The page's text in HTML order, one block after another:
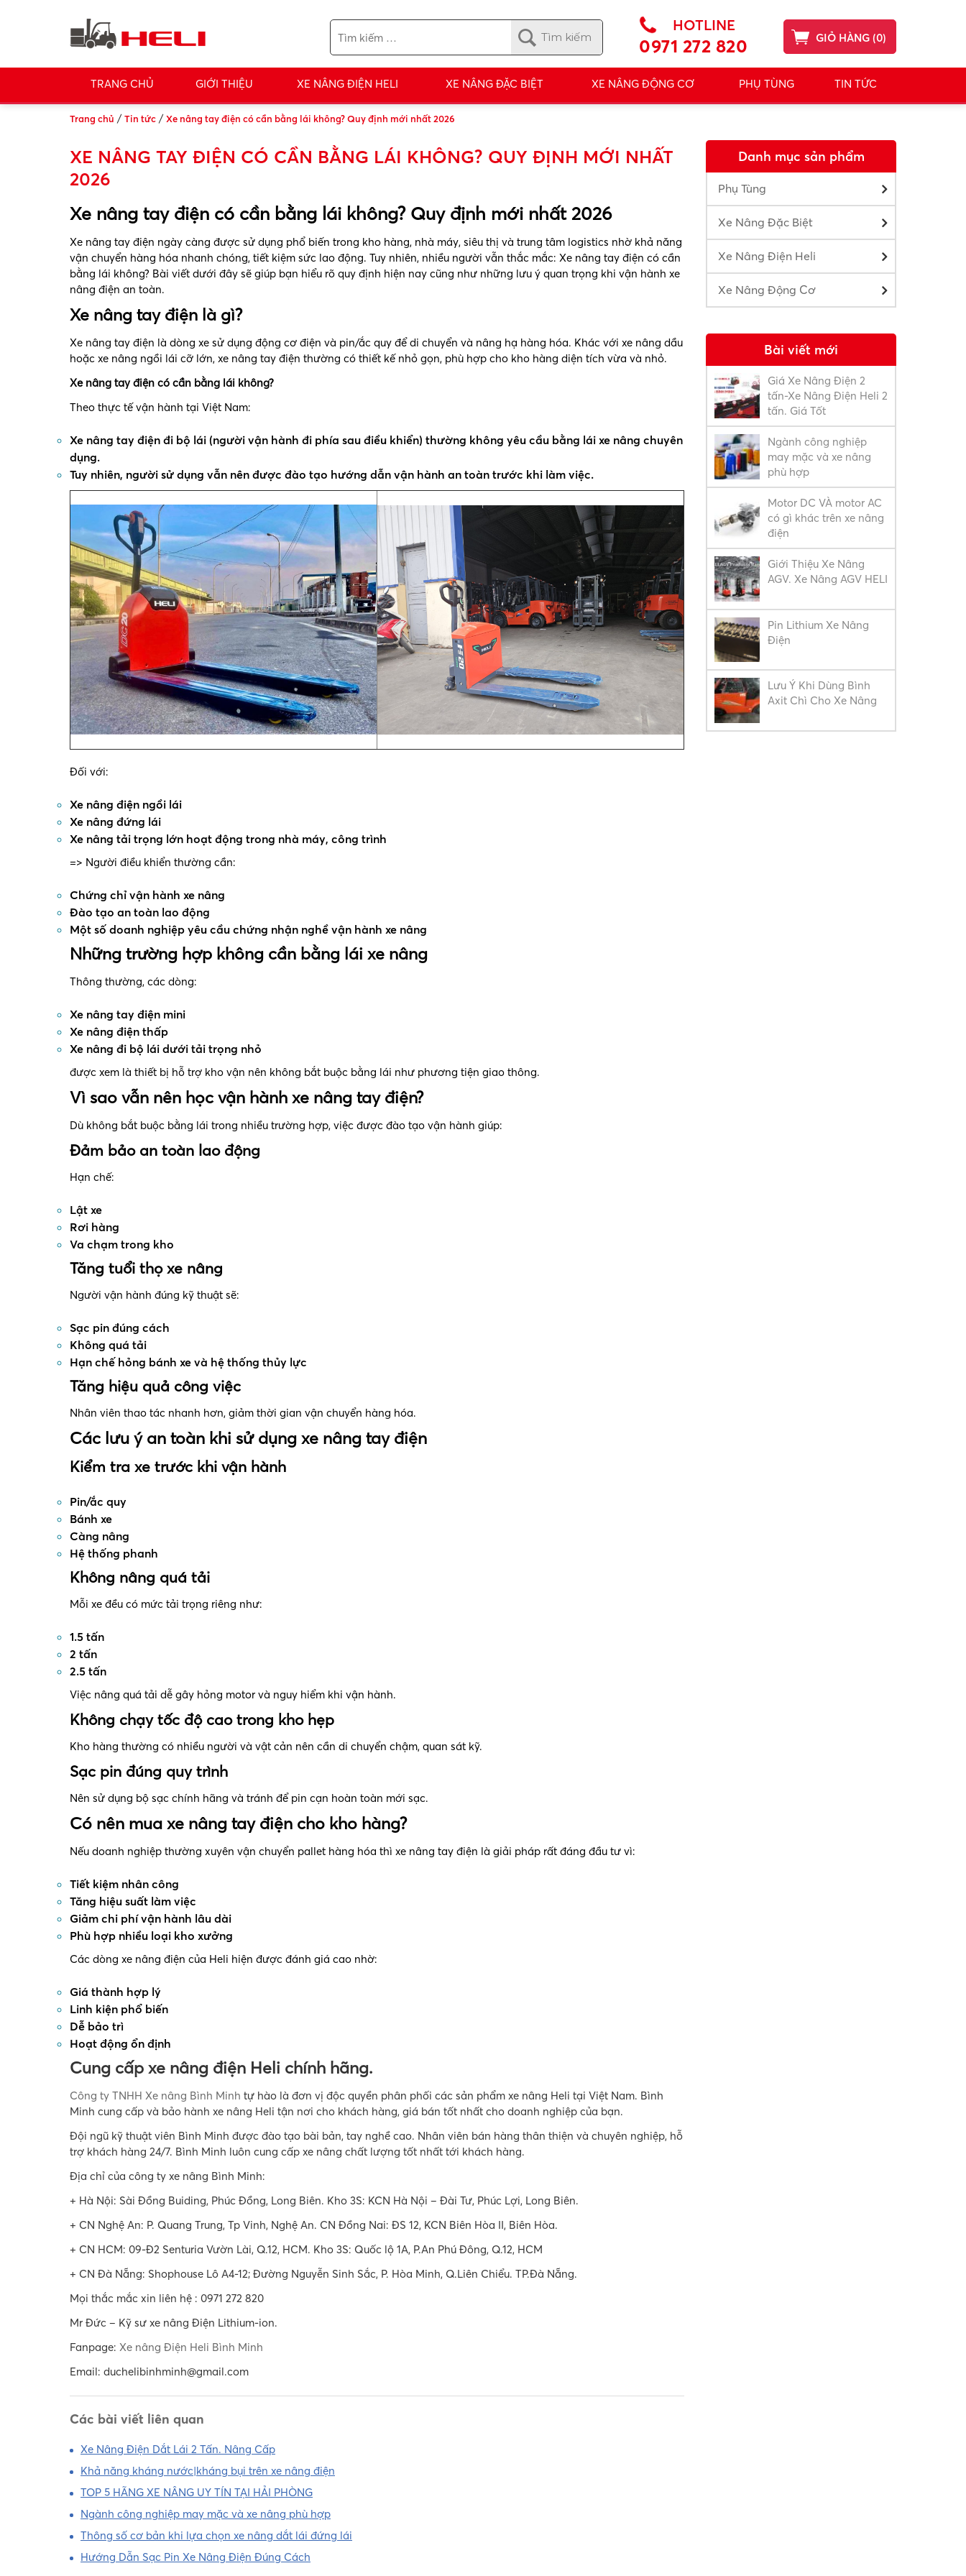
GIỎ HÀNG (0)
HOTLINE
0971 272 820
TRANG CHỦ GIỚI THIỆU XE NÂNG ĐIỆN HELI XE NÂNG ĐẶC BIỆT XE NÂNG ĐỘNG CƠ PHỤ TÙNG TIN TỨC
Trang chủ /Tin tức /Xe nâng tay điện có cần bằng lái không? Quy định mới nhất 2026
XE NÂNG TAY ĐIỆN CÓ CẦN BẰNG LÁI KHÔNG? QUY ĐỊNH MỚI NHẤT
2026
Xe nâng tay điện có cần bằng lái không? Quy định mới nhất 2026
Xe nâng tay điện ngày càng được sử dụng phổ biến trong kho hàng, nhà máy, siêu thị và trung tâm logistics nhờ khả năng
vận chuyển hàng hóa nhanh chóng, tiết kiệm sức lao động. Tuy nhiên, nhiều người vẫn thắc mắc: Xe nâng tay điện có cần
bằng lái không? Bài viết dưới đây sẽ giúp bạn hiểu rõ quy định hiện nay cũng như những lưu ý quan trọng khi vận hành xe
nâng điện an toàn.
Xe nâng tay điện là gì?
Xe nâng tay điện là dòng xe sử dụng động cơ điện và pin/ắc quy để di chuyển và nâng hạ hàng hóa. Khác với xe nâng dầu
hoặc xe nâng ngồi lái cỡ lớn, xe nâng tay điện thường có thiết kế nhỏ gọn, phù hợp cho kho hàng diện tích vừa và nhỏ.
Xe nâng tay điện có cần bằng lái không?
Theo thực tế vận hành tại Việt Nam:
Xe nâng tay điện đi bộ lái (người vận hành đi phía sau điều khiển) thường không yêu cầu bằng lái xe nâng chuyên
dụng.
Tuy nhiên, người sử dụng vẫn nên được đào tạo hướng dẫn vận hành an toàn trước khi làm việc.
Đối với:
Xe nâng điện ngồi lái
Xe nâng đứng lái
Xe nâng tải trọng lớn hoạt động trong nhà máy, công trình
=> Người điều khiển thường cần:
Chứng chỉ vận hành xe nâng
Đào tạo an toàn lao động
Một số doanh nghiệp yêu cầu chứng nhận nghề vận hành xe nâng
Những trường hợp không cần bằng lái xe nâng
Thông thường, các dòng:
Xe nâng tay điện mini
Xe nâng điện thấp
Xe nâng đi bộ lái dưới tải trọng nhỏ
được xem là thiết bị hỗ trợ kho vận nên không bắt buộc bằng lái như phương tiện giao thông.
Vì sao vẫn nên học vận hành xe nâng tay điện?
Dù không bắt buộc bằng lái trong nhiều trường hợp, việc được đào tạo vận hành giúp:
Đảm bảo an toàn lao động
Hạn chế:
Lật xe
Rơi hàng
Va chạm trong kho
Tăng tuổi thọ xe nâng
Người vận hành đúng kỹ thuật sẽ:
Sạc pin đúng cách
Không quá tải
Hạn chế hỏng bánh xe và hệ thống thủy lực
Tăng hiệu quả công việc
Nhân viên thao tác nhanh hơn, giảm thời gian vận chuyển hàng hóa.
Các lưu ý an toàn khi sử dụng xe nâng tay điện
Kiểm tra xe trước khi vận hành
Pin/ắc quy
Bánh xe
Càng nâng
Hệ thống phanh
Không nâng quá tải
Mỗi xe đều có mức tải trọng riêng như:
1.5 tấn
2 tấn
2.5 tấn
Việc nâng quá tải dễ gây hỏng motor và nguy hiểm khi vận hành.
Không chạy tốc độ cao trong kho hẹp
Kho hàng thường có nhiều người và vật cản nên cần di chuyển chậm, quan sát kỹ.
Sạc pin đúng quy trình
Nên sử dụng bộ sạc chính hãng và tránh để pin cạn hoàn toàn mới sạc.
Có nên mua xe nâng tay điện cho kho hàng?
Nếu doanh nghiệp thường xuyên vận chuyển pallet hàng hóa thì xe nâng tay điện là giải pháp rất đáng đầu tư vì:
Tiết kiệm nhân công
Tăng hiệu suất làm việc
Giảm chi phí vận hành lâu dài
Phù hợp nhiều loại kho xưởng
Các dòng xe nâng điện của Heli hiện được đánh giá cao nhờ:
Giá thành hợp lý
Linh kiện phổ biến
Dễ bảo trì
Hoạt động ổn định
Cung cấp xe nâng điện Heli chính hãng.
Công ty TNHH Xe nâng Bình Minh tự hào là đơn vị độc quyền phân phối các sản phẩm xe nâng Heli tại Việt Nam. Bình
Minh cung cấp và bảo hành xe nâng Heli tận nơi cho khách hàng, giá bán tốt nhất cho doanh nghiệp của bạn.
Đội ngũ kỹ thuật viên Bình Minh được đào tạo bài bản, tay nghề cao. Nhân viên bán hàng thân thiện và chuyên nghiệp, hỗ
trợ khách hàng 24/7. Bình Minh luôn cung cấp xe nâng chất lượng tốt nhất tới khách hàng.
Địa chỉ của công ty xe nâng Bình Minh:
+ Hà Nội: Sài Đồng Buiding, Phúc Đồng, Long Biên. Kho 3S: KCN Hà Nội – Đài Tư, Phúc Lợi, Long Biên.
+ CN Nghệ An: P. Quang Trung, Tp Vinh, Nghệ An. CN Đồng Nai: ĐS 12, KCN Biên Hòa II, Biên Hòa.
+ CN HCM: 09-Đ2 Senturia Vườn Lài, Q.12, HCM. Kho 3S: Quốc lộ 1A, P.An Phú Đông, Q.12, HCM
+ CN Đà Nẵng: Shophouse Lô A4-12; Đường Nguyễn Sinh Sắc, P. Hòa Minh, Q.Liên Chiểu. TP.Đà Nẵng.
Mọi thắc mắc xin liên hệ : 0971 272 820
Mr Đức – Kỹ sư xe nâng Điện Lithium-ion.
Fanpage: Xe nâng Điện Heli Bình Minh
Email: duchelibinhminh@gmail.com
Các bài viết liên quan
Xe Nâng Điện Dắt Lái 2 Tấn. Nâng Cấp
Khả năng kháng nước|kháng bụi trên xe nâng điện
TOP 5 HÃNG XE NÂNG UY TÍN TẠI HẢI PHÒNG
Ngành công nghiệp may mặc và xe nâng phù hợp
Thông số cơ bản khi lựa chọn xe nâng dắt lái đứng lái
Hướng Dẫn Sạc Pin Xe Nâng Điện Đúng Cách
Danh mục sản phẩm
Phụ Tùng
Xe Nâng Đặc Biệt
Xe Nâng Điện Heli
Xe Nâng Động Cơ
Bài viết mới
Giá Xe Nâng Điện 2
tấn-Xe Nâng Điện Heli 2
tấn. Giá Tốt
Ngành công nghiệp
may mặc và xe nâng
phù hợp
Motor DC VÀ motor AC
có gì khác trên xe nâng
điện
Giới Thiệu Xe Nâng
AGV. Xe Nâng AGV HELI
Pin Lithium Xe Nâng
Điện
Lưu Ý Khi Dùng Bình
Axit Chì Cho Xe Nâng